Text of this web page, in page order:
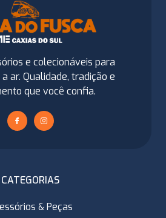
e colecionáveis para
ar. Qualidade, tradição e
que você confia.
CATEGORIAS
& Peças